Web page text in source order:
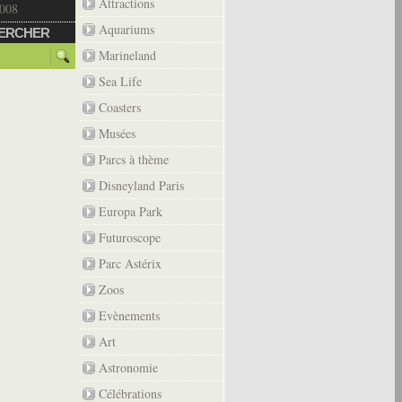
Aquariums
Marineland
Sea Life
Coasters
Musées
Parcs à thème
Disneyland Paris
Europa Park
Futuroscope
Parc Astérix
Zoos
Evènements
Art
Astronomie
Célébrations